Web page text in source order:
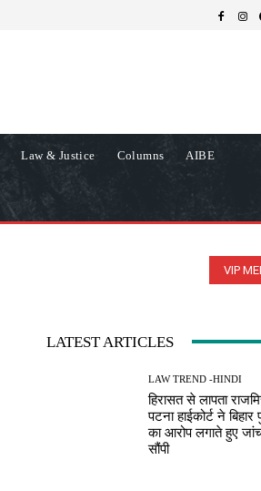
Law & Justice Columns AIBE
VIP
LATEST ARTICLES
LAW TREND -HINDI
हिरासत से लापता
पटना हाईकोर्ट ने बिहार
का आरोप लगाते हुए
सौंपी